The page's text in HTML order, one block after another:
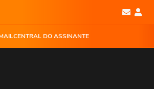
CENTRAL DO ASSINANTE